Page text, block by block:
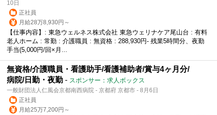
10日
正社員
月給28万8,930円～
【仕事内容】: 東急ウェルネス株式会社 東急ウェリナケア尾山台 : 有料
老人ホーム : 常勤 : 介護職員 : 無資格 : 288,930円- 残業5時間分、夜勤
手当(5,000円/回×月...
無資格/介護職員・看護助手/看護補助者/賞与4ヶ月分/
病院/日勤・夜勤 - スポンサー：求人ボックス
一般財団法人仁風会京都南西病院 - 京都府 京都市 - 8月6日
正社員
月給25万7,200円～